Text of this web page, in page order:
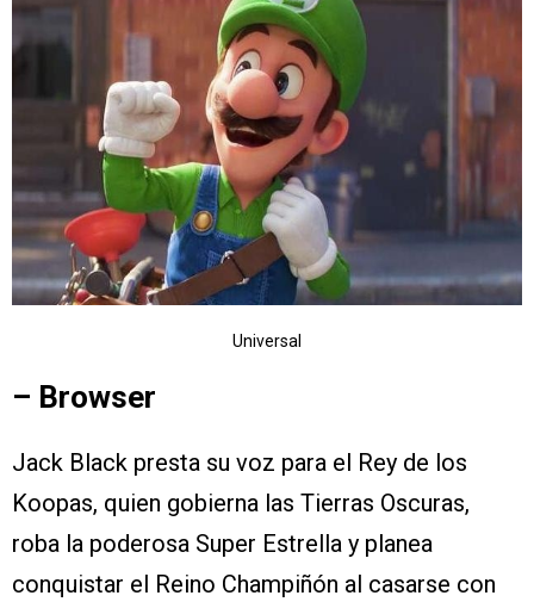
Universal
– Browser
Jack Black presta su voz para el Rey de los
Koopas, quien gobierna las Tierras Oscuras,
roba la poderosa Super Estrella y planea
conquistar el Reino Champiñón al casarse con